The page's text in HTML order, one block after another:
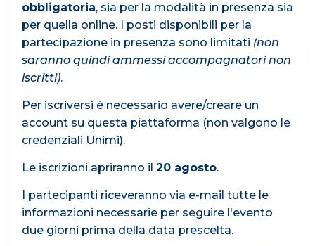
obbligatoria, sia per la modalità in presenza sia
per quella online. I posti disponibili per la
partecipazione in presenza sono limitati (non
saranno quindi ammessi accompagnatori non
iscritti).
Per iscriversi è necessario avere/creare un
account su questa piattaforma (non valgono le
credenziali Unimi).
Le iscrizioni apriranno il 20 agosto.
I partecipanti riceveranno via e-mail tutte le
informazioni necessarie per seguire l'evento
due giorni prima della data prescelta.